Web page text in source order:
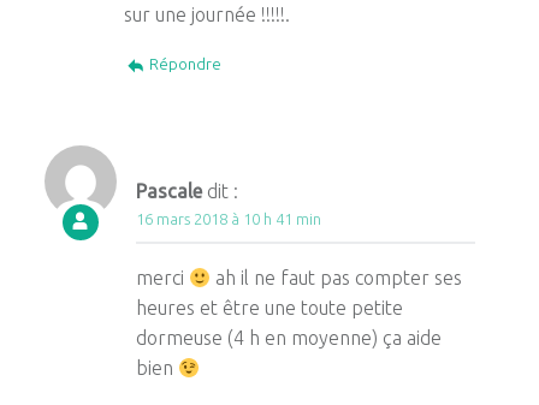
sur une journée !!!!!.
Répondre
Pascale dit :
16 mars 2018 à 10 h 41 min
merci
ah il ne faut pas compter ses
heures et être une toute petite
dormeuse (4 h en moyenne) ça aide
bien